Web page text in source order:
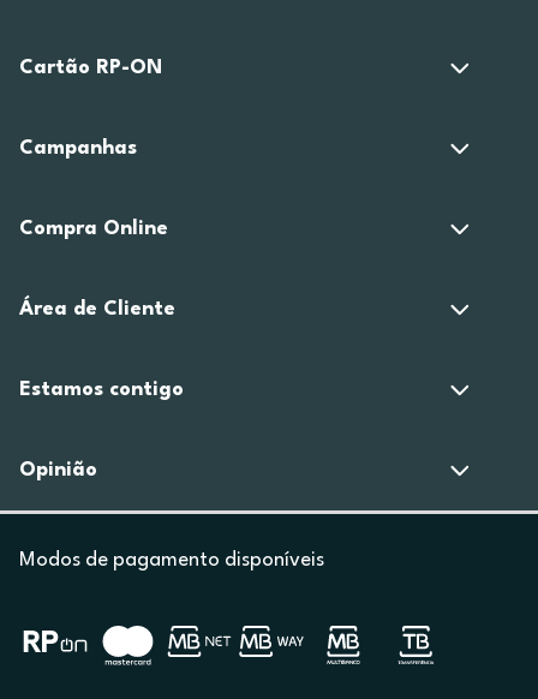
Cartão RP-ON
Campanhas
Compra Online
Área de Cliente
Estamos contigo
Opinião
Modos de pagamento disponíveis